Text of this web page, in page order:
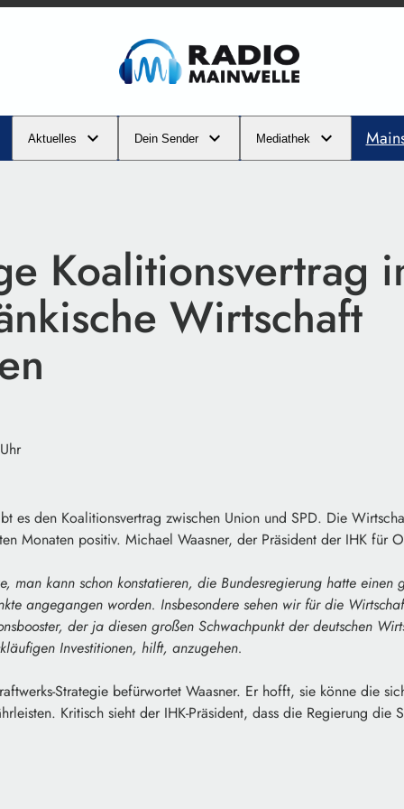
Aktuelles Dein Sender Mediathek
Koalitionsvertrag
Wirtschaft
es den Koalitionsvertrag zwischen Union und SPD. Die
Monaten positiv. Michael Waasner, der Präsident der IHK für
man kann schon konstatieren, die Bundesregierung hatte einen
angegangen worden. Insbesondere sehen wir für die
der ja diesen großen Schwachpunkt der deutschen
Investitionen, hilft, anzugehen.
Strategie befürwortet Waasner. Er hofft, sie könne die
Kritisch sieht der IHK-Präsident, dass die Regierung die